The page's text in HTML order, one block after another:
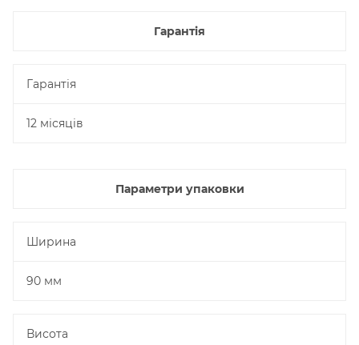
Гарантія
Гарантія
12 місяців
Параметри упаковки
Ширина
90 мм
Висота